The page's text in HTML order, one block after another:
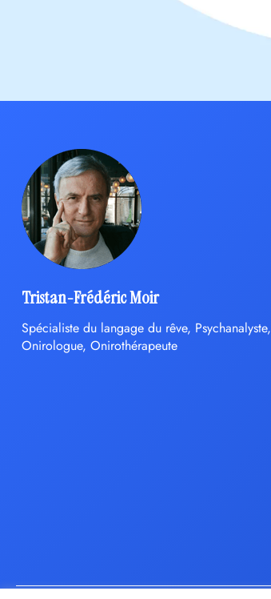
Tristan-Frédéric Moir
Spécialiste du langage du rêve, Psychanalyste,
Onirologue, Onirothérapeute